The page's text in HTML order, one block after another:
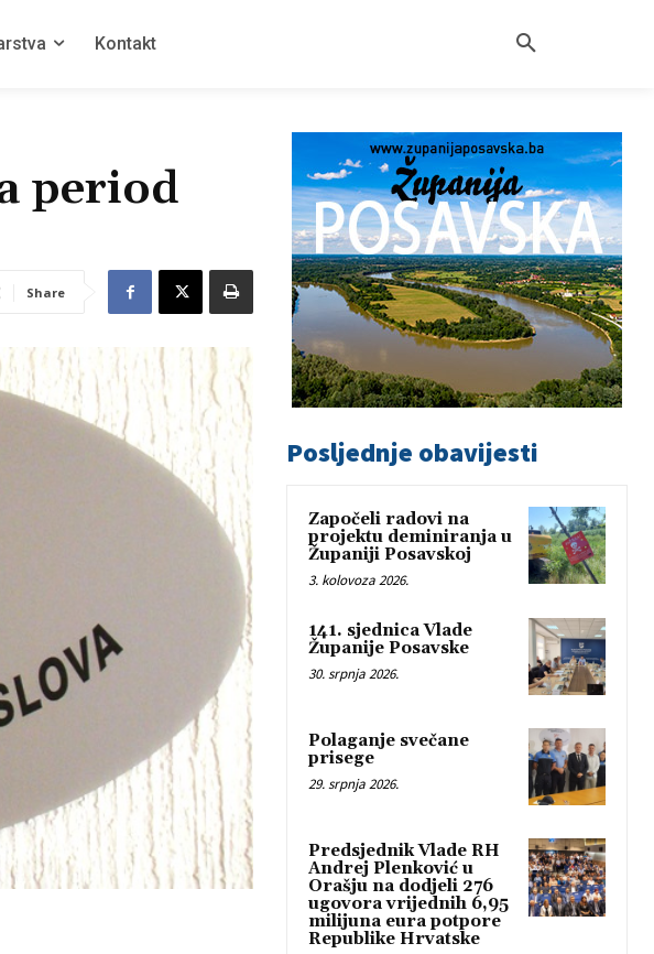
Kontakt
period
Share
Posljednje obavijesti
Započeli radovi na
projektu deminiranja u
Županiji Posavskoj
3. kolovoza 2026.
141. sjednica Vlade
Županije Posavske
30. srpnja 2026.
Polaganje svečane
prisege
29. srpnja 2026.
Predsjednik Vlade RH
Andrej Plenković u
Orašju na dodjeli 276
ugovora vrijednih 6,95
milijuna eura potpore
Republike Hrvatske